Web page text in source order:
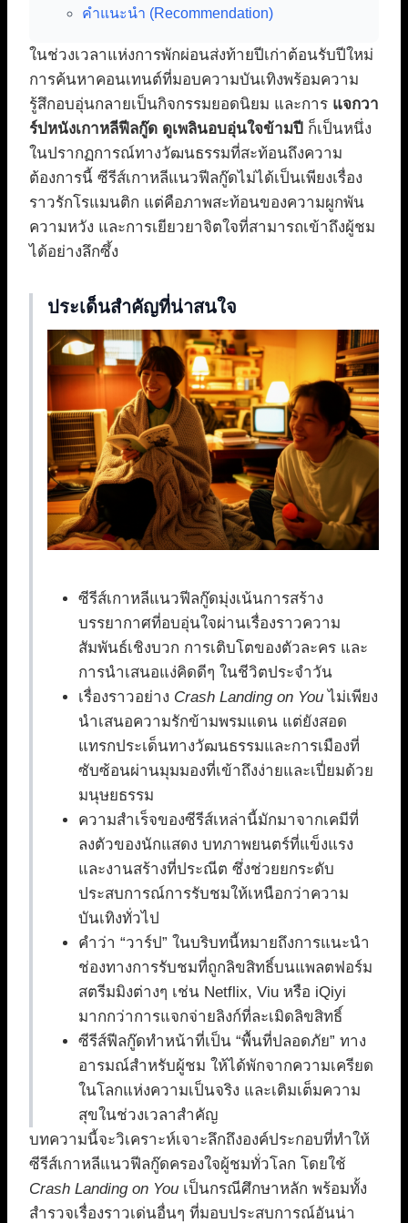
คำแนะนำ (Recommendation)
ในช่วงเวลาแห่งการพักผ่อนส่งท้ายปีเก่าต้อนรับปีใหม่
การค้นหาคอนเทนต์ที่มอบความบันเทิงพร้อมความ
รู้สึกอบอุ่นกลายเป็นกิจกรรมยอดนิยม และการ แจกวา
ร์ปหนังเกาหลีฟีลกู๊ด ดูเพลินอบอุ่นใจข้ามปี ก็เป็นหนึ่ง
ในปรากฏการณ์ทางวัฒนธรรมที่สะท้อนถึงความ
ต้องการนี้ ซีรีส์เกาหลีแนวฟีลกู๊ดไม่ได้เป็นเพียงเรื่อง
ราวรักโรแมนติก แต่คือภาพสะท้อนของความผูกพัน
ความหวัง และการเยียวยาจิตใจที่สามารถเข้าถึงผู้ชม
ได้อย่างลึกซึ้ง
ประเด็นสำคัญที่น่าสนใจ
ซีรีส์เกาหลีแนวฟีลกู๊ดมุ่งเน้นการสร้าง
บรรยากาศที่อบอุ่นใจผ่านเรื่องราวความ
สัมพันธ์เชิงบวก การเติบโตของตัวละคร และ
การนำเสนอแง่คิดดีๆ ในชีวิตประจำวัน
เรื่องราวอย่าง Crash Landing on You ไม่เพียง
นำเสนอความรักข้ามพรมแดน แต่ยังสอด
แทรกประเด็นทางวัฒนธรรมและการเมืองที่
ซับซ้อนผ่านมุมมองที่เข้าถึงง่ายและเปี่ยมด้วย
มนุษยธรรม
ความสำเร็จของซีรีส์เหล่านี้มักมาจากเคมีที่
ลงตัวของนักแสดง บทภาพยนตร์ที่แข็งแรง
และงานสร้างที่ประณีต ซึ่งช่วยยกระดับ
ประสบการณ์การรับชมให้เหนือกว่าความ
บันเทิงทั่วไป
คำว่า “วาร์ป” ในบริบทนี้หมายถึงการแนะนำ
ช่องทางการรับชมที่ถูกลิขสิทธิ์บนแพลตฟอร์ม
สตรีมมิงต่างๆ เช่น Netflix, Viu หรือ iQiyi
มากกว่าการแจกจ่ายลิงก์ที่ละเมิดลิขสิทธิ์
ซีรีส์ฟีลกู๊ดทำหน้าที่เป็น “พื้นที่ปลอดภัย” ทาง
อารมณ์สำหรับผู้ชม ให้ได้พักจากความเครียด
ในโลกแห่งความเป็นจริง และเติมเต็มความ
สุขในช่วงเวลาสำคัญ
บทความนี้จะวิเคราะห์เจาะลึกถึงองค์ประกอบที่ทำให้
ซีรีส์เกาหลีแนวฟีลกู๊ดครองใจผู้ชมทั่วโลก โดยใช้
Crash Landing on You เป็นกรณีศึกษาหลัก พร้อมทั้ง
สำรวจเรื่องราวเด่นอื่นๆ ที่มอบประสบการณ์อันน่า